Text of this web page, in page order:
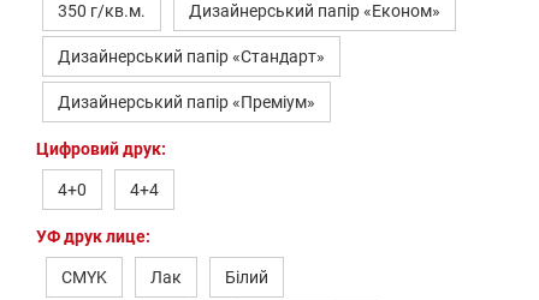
350 г/кв.м. Дизайнерський папір «Економ»
Дизайнерський папір «Стандарт»
Дизайнерський папір «Преміум»
Цифровий друк:
4+0 4+4
УФ друк лице:
CMYK Лак Білий